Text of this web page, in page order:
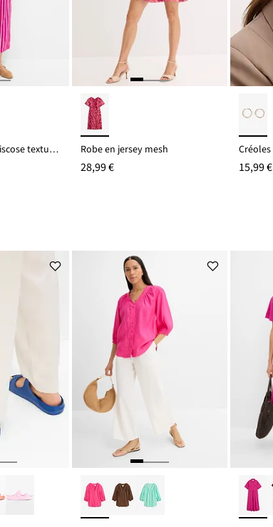
Combinaison en viscose texturée Robe en jersey mesh
28,99 €
Créoles
15,99 €